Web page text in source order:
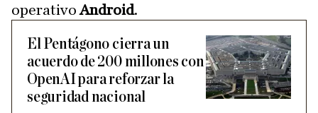
operativoAndroid.
El Pentágono cierra un
acuerdo de 200 millones con
OpenAI para reforzar la
seguridad nacional